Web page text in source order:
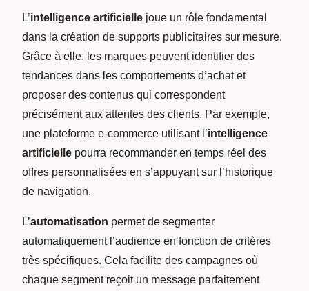
L’intelligence artificielle joue un rôle fondamental
dans la création de supports publicitaires sur mesure.
Grâce à elle, les marques peuvent identifier des
tendances dans les comportements d’achat et
proposer des contenus qui correspondent
précisément aux attentes des clients. Par exemple,
une plateforme e-commerce utilisant l’intelligence
artificielle pourra recommander en temps réel des
offres personnalisées en s’appuyant sur l’historique
de navigation.
L’automatisation permet de segmenter
automatiquement l’audience en fonction de critères
très spécifiques. Cela facilite des campagnes où
chaque segment reçoit un message parfaitement